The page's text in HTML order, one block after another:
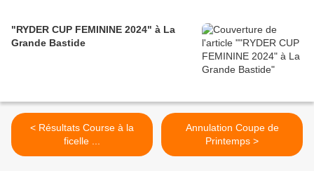
"RYDER CUP FEMININE 2024" à La
Grande Bastide
< Résultats Course à la
ficelle ...
Annulation Coupe de
Printemps >